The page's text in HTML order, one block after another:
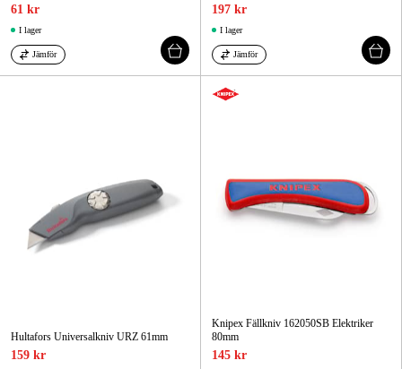
61 kr
I lager
Jämför
197 kr
I lager
Jämför
Hultafors Universalkniv URZ 61mm
159 kr
Knipex Fällkniv 162050SB Elektriker
80mm
145 kr